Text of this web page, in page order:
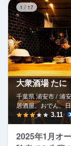
1 / 17
大衆酒場 たに
千葉県 浦安市 / 浦安
居酒屋、おでん、
3.11
2025年1月オ